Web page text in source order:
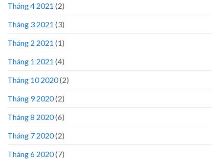
Tháng 4 2021 (2)
Tháng 3 2021 (3)
Tháng 2 2021 (1)
Tháng 1 2021 (4)
Tháng 10 2020(2)
Tháng 9 2020(2)
Tháng 8 2020(6)
Tháng 7 2020(2)
Tháng 6 2020(7)